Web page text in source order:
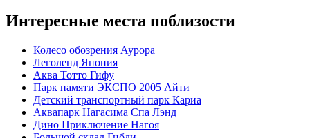
Интересные места поблизости
Колесо обозрения Аурора
Леголенд Япония
Аква Тотто Гифу
Парк памяти ЭКСПО 2005 Айти
Детский транспортный парк Кариа
Аквапарк Нагасима Спа Лэнд
Дино Приключение Нагоя